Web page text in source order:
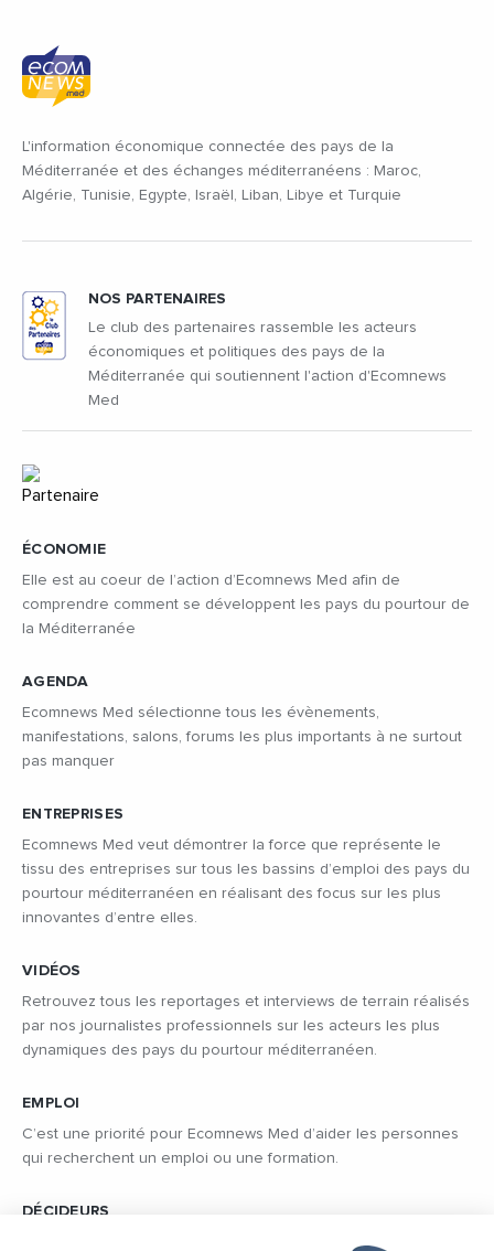
L'information économique connectée des pays de la
Méditerranée et des échanges méditerranéens : Maroc,
Algérie, Tunisie, Egypte, Israël, Liban, Libye et Turquie
ÉCONOMIE
Elle est au coeur de l’action d’Ecomnews Med afin de
comprendre comment se développent les pays du pourtour de
la Méditerranée
AGENDA
Ecomnews Med sélectionne tous les évènements,
manifestations, salons, forums les plus importants à ne surtout
pas manquer
ENTREPRISES
Ecomnews Med veut démontrer la force que représente le
tissu des entreprises sur tous les bassins d’emploi des pays du
pourtour méditerranéen en réalisant des focus sur les plus
innovantes d’entre elles.
VIDÉOS
Retrouvez tous les reportages et interviews de terrain réalisés
par nos journalistes professionnels sur les acteurs les plus
dynamiques des pays du pourtour méditerranéen.
EMPLOI
C’est une priorité pour Ecomnews Med d’aider les personnes
qui recherchent un emploi ou une formation.
DÉCIDEURS
Quels sont les décideurs qui font l’actualité économique et
NOS PARTENAIRES
Le club des partenaires rassemble les acteurs
économiques et politiques des pays de la
Méditerranée qui soutiennent l'action d'Ecomnews
Med